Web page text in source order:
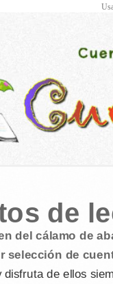
de
del cálamo de
selección de
disfruta de ellos